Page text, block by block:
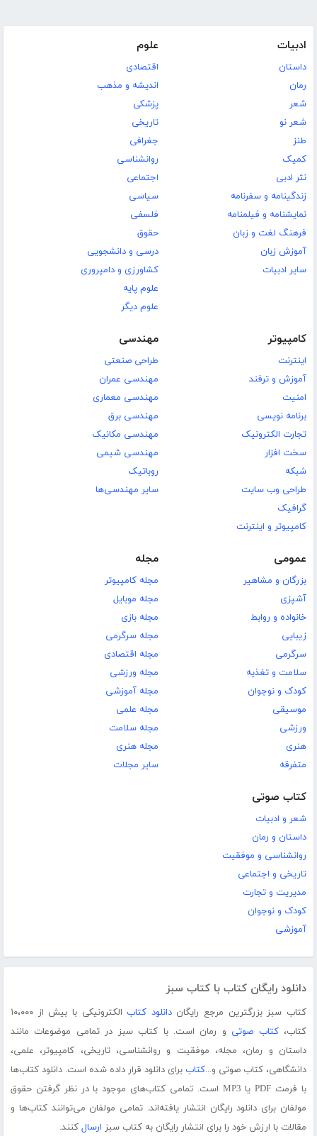
ادبیات
داستان
رمان
شعر
شعر نو
طنز
کمیک
نثر ادبی
زندگینامه و سفرنامه
نمایشنامه و فیلمنامه
فرهنگ لغت و زبان
آموزش زبان
سایر ادبیات
علوم
اقتصادی
اندیشه و مذهب
پزشکی
تاریخی
جغرافی
روانشناسی
اجتماعی
سیاسی
فلسفی
حقوق
درسی و دانشجویی
کشاورزی و دامپروری
علوم پایه
علوم دیگر
کامپیوتر
اینترنت
آموزش و ترفند
امنیت
برنامه نویسی
تجارت الکترونیک
سخت افزار
شبکه
طراحی وب سایت
گرافیک
کامپیوتر و اینترنت
مهندسی
طراحی صنعتی
مهندسی عمران
مهندسی معماری
مهندسی برق
مهندسی مکانیک
مهندسی شیمی
روباتیک
سایر مهندسی‌ها
عمومی
بزرگان و مشاهیر
آشپزی
خانواده و روابط
زیبایی
سرگرمی
سلامت و تغذیه
کودک و نوجوان
موسیقی
ورزشی
هنری
متفرقه
مجله
مجله کامپیوتر
مجله موبایل
مجله بازی
مجله سرگرمی
مجله اقتصادی
مجله ورزشی
مجله آموزشی
مجله علمی
مجله سلامت
مجله هنری
سایر مجلات
کتاب صوتی
شعر و ادبیات
داستان و رمان
روانشناسی و موفقیت
تاریخی و اجتماعی
مدیریت و تجارت
کودک و نوجوان
آموزشی
دانلود رایگان کتاب با کتاب سبز
کتاب سبز بزرگترین مرجع رایگاندانلود کتاب
الکترونیکی با بیش از ۱۰،۰۰۰
کتاب،کتاب صوتی و رمان است. با کتاب سبز در تمامی موضوعات مانند
داستان و رمان، مجله، موفقیت و روانشناسی، تاریخی، کامپیوتر، علمی،
دانشگاهی، کتاب صوتی و...کتاب برای دانلود قرار داده شده است. دانلود کتاب‌ها
با فرمت PDF یا MP3 است. تمامی کتاب‌های موجود با در نظر گرفتن حقوق
مولفان برای دانلود رایگان انتشار یافته‌اند. تمامی مولفان می‌توانند کتاب‌ها و
مقالات با ارزش خود را برای انتشار رایگان به کتاب سبز ارسال کنند.